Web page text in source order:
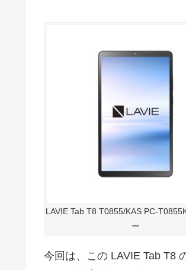
LAVIE Tab T8 T0855/KAS PC-
ー
今回は、この LAVIE Tab T8